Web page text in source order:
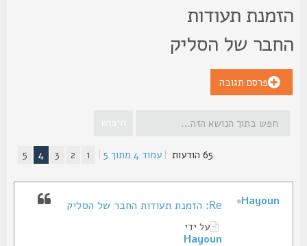
תעודות
של הסליק
פרסם תגובה
|עמוד4מתוך5
|
1
5
Re: הזמנת תעודות החבר של הסליק
על ידי
Hayoun
Hayoun